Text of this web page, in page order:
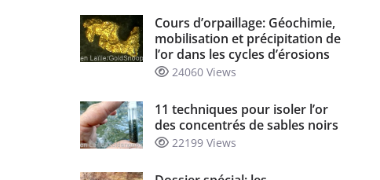
Cours d’orpaillage: Géochimie,
mobilisation et précipitation de
l’or dans les cycles d’érosions
24060 Views
11 techniques pour isoler l’or
des concentrés de sables noirs
22199 Views